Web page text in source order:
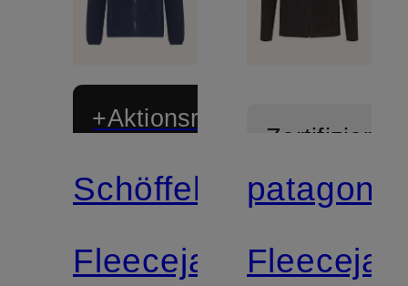
+Aktionsrabatt
Zertifiziert
Schöffel
Fleecejacke
Zertifiziert
patagonia